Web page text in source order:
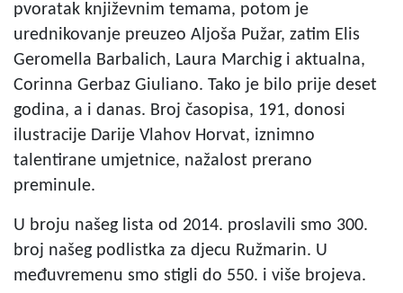
pvoratak književnim temama, potom je
urednikovanje preuzeo Aljoša Pužar, zatim Elis
Geromella Barbalich, Laura Marchig i aktualna,
Corinna Gerbaz Giuliano. Tako je bilo prije deset
godina, a i danas. Broj časopisa, 191, donosi
ilustracije Darije Vlahov Horvat, iznimno
talentirane umjetnice, nažalost prerano
preminule.
U broju našeg lista od 2014. proslavili smo 300.
broj našeg podlistka za djecu Ružmarin. U
međuvremenu smo stigli do 550. i više brojeva.